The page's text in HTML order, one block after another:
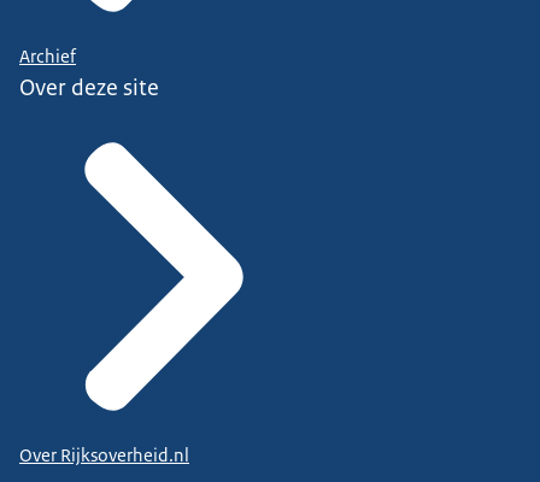
Archief
Over deze site
Over Rijksoverheid.nl